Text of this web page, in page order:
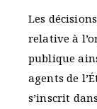
Les
relative à
publique
agents de
s’inscrit